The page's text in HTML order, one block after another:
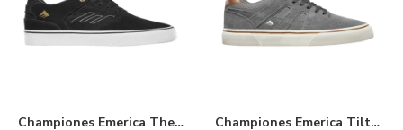
Championes Emerica The
Championes Emerica Tilt